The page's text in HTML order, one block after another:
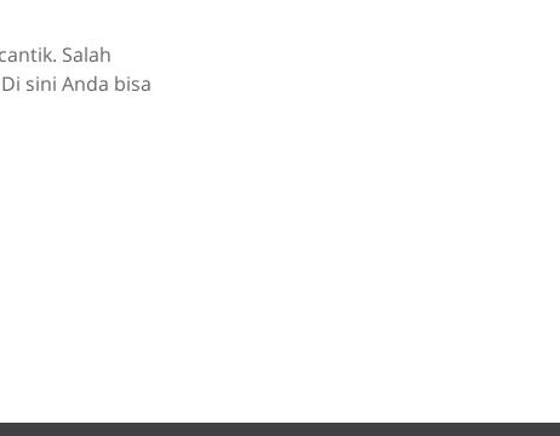
Salah
sini Anda bisa